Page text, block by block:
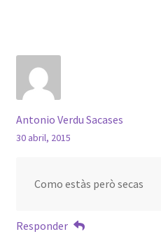
Antonio Verdu Sacases
30 abril, 2015
Como estàs però secas
Responder